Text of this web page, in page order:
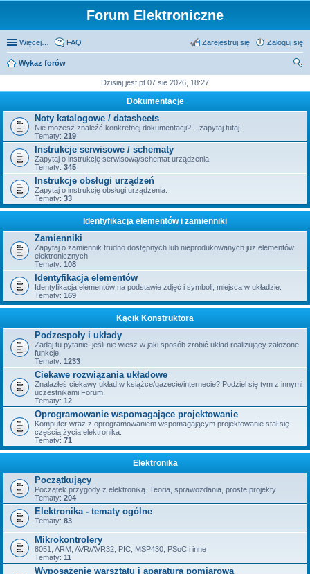
Forum Elektroniczne
Więcej… FAQ Zaloguj się
Zarejestruj się
Wykaz forów
Dzisiaj jest pt 07 sie 2026, 18:27
Dokumentacje
Noty katalogowe / datasheets
Nie możesz znaleźć konkretnej dokumentacji? .. zapytaj tutaj.
Tematy: 219
Instrukcje serwisowe / schematy
Zapytaj o instrukcję serwisową/schemat urządzenia
Tematy: 345
Instrukcje obsługi urządzeń
Zapytaj o instrukcję obsługi urządzenia.
Tematy: 33
Identyfikacja elementów i zamienniki
Zamienniki
Zapytaj o zamiennik trudno dostępnych lub nieprodukowanych już elementów
elektronicznych
Tematy: 108
Identyfikacja elementów
Identyfikacja elementów na podstawie zdjęć i symboli, miejsca w układzie.
Tematy: 169
Kącik Konstruktora
Podzespoły i układy
Zadaj tu pytanie, jeśli nie wiesz w jaki sposób zrobić układ realizujący założone
funkcje.
Tematy: 1233
Ciekawe rozwiązania układowe
Znalazłeś ciekawy układ w książce/gazecie/internecie? Podziel się tym z innymi
uczestnikami Forum.
Tematy: 12
Oprogramowanie wspomagające projektowanie
Komputer wraz z oprogramowaniem wspomagającym projektowanie stał się
częścią życia elektronika.
Tematy: 71
Elektronika
Początkujący
Początek przygody z elektroniką. Teoria, sprawozdania, proste projekty.
Tematy: 204
Elektronika - tematy ogólne
Tematy: 83
Mikrokontrolery
8051, ARM, AVR/AVR32, PIC, MSP430, PSoC i inne
Tematy: 11
Wyposażenie warsztatu i aparatura pomiarowa